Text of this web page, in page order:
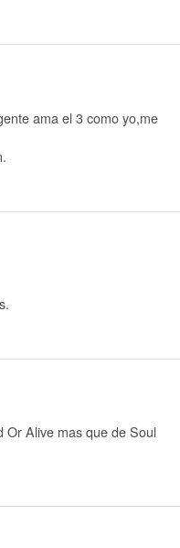
ama el 3 como yo,me
Or Alive mas que de Soul